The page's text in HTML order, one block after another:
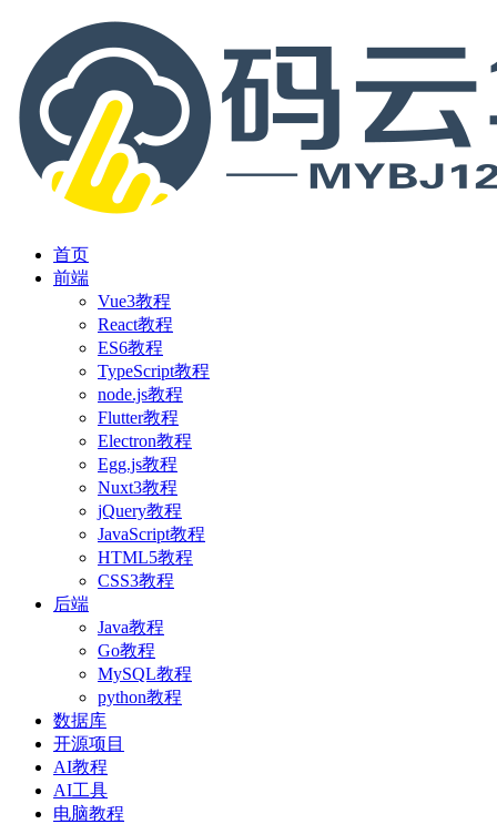
首页
前端
Vue3教程
React教程
ES6教程
TypeScript教程
node.js教程
Flutter教程
Electron教程
Egg.js教程
Nuxt3教程
jQuery教程
JavaScript教程
HTML5教程
CSS3教程
后端
Java教程
Go教程
MySQL教程
python教程
数据库
开源项目
AI教程
AI工具
电脑教程